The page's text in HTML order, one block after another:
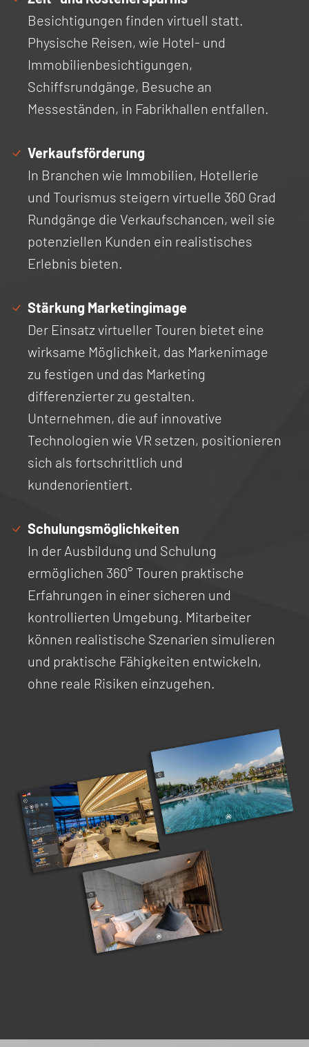
Besichtigungen finden virtuell statt.
Physische Reisen, wie Hotel- und
Immobilienbesichtigungen,
Schiffsrundgänge, Besuche an
Messeständen, in Fabrikhallen entfallen.
Verkaufsförderung
In Branchen wie Immobilien, Hotellerie
und Tourismus steigern virtuelle 360 Grad
Rundgänge die Verkaufschancen, weil sie
potenziellen Kunden ein realistisches
Erlebnis bieten.
Stärkung Marketingimage
Der Einsatz virtueller Touren bietet eine
wirksame Möglichkeit, das Markenimage
zu festigen und das Marketing
differenzierter zu gestalten.
Unternehmen, die auf innovative
Technologien wie VR setzen, positionieren
sich als fortschrittlich und
kundenorientiert.
Schulungsmöglichkeiten
In der Ausbildung und Schulung
ermöglichen 360° Touren praktische
Erfahrungen in einer sicheren und
kontrollierten Umgebung. Mitarbeiter
können realistische Szenarien simulieren
und praktische Fähigkeiten entwickeln,
ohne reale Risiken einzugehen.